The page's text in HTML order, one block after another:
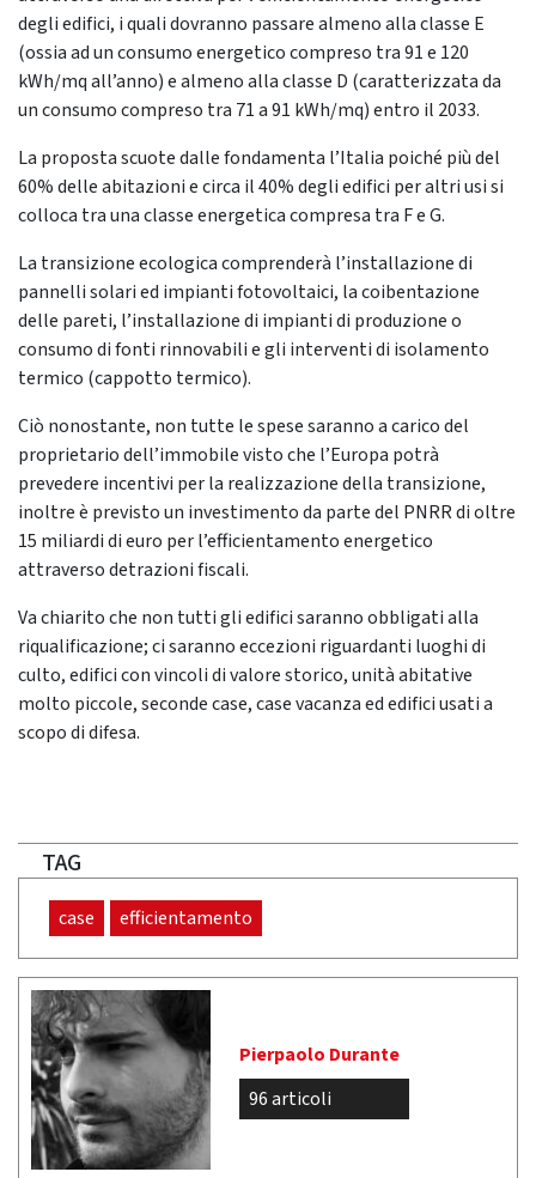
degli edifici, i quali dovranno passare almeno alla classe E
(ossia ad un consumo energetico compreso tra 91 e 120
kWh/mq all’anno) e almeno alla classe D (caratterizzata da
un consumo compreso tra 71 a 91 kWh/mq) entro il 2033.
La proposta scuote dalle fondamenta l’Italia poiché più del
60% delle abitazioni e circa il 40% degli edifici per altri usi si
colloca tra una classe energetica compresa tra F e G.
La transizione ecologica comprenderà l’installazione di
pannelli solari ed impianti fotovoltaici, la coibentazione
delle pareti, l’installazione di impianti di produzione o
consumo di fonti rinnovabili e gli interventi di isolamento
termico (cappotto termico).
Ciò nonostante, non tutte le spese saranno a carico del
proprietario dell’immobile visto che l’Europa potrà
prevedere incentivi per la realizzazione della transizione,
inoltre è previsto un investimento da parte del PNRR di oltre
15 miliardi di euro per l’efficientamento energetico
attraverso detrazioni fiscali.
Va chiarito che non tutti gli edifici saranno obbligati alla
riqualificazione; ci saranno eccezioni riguardanti luoghi di
culto, edifici con vincoli di valore storico, unità abitative
molto piccole, seconde case, case vacanza ed edifici usati a
scopo di difesa.
TAG
case efficientamento
Pierpaolo Durante
96 articoli